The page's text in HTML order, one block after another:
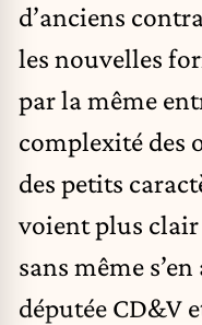
d’anciens
les nouvelles
par la même
complexité des
des petits
voient plus clair
sans même
députée CD&V